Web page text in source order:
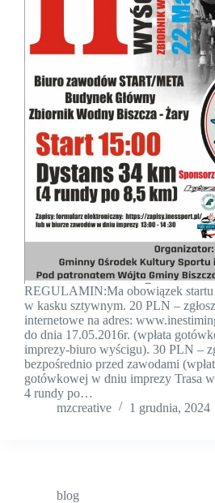
REGULAMIN:Ma obowiązek startu
w kasku sztywnym. 20 PLN –
internetowe na adres:
do dnia 17.05.2016r. (wpłata
imprezy-biuro wyścigu). 30 PLN –
bezpośrednio przed zawodami
gotówkowej w dniu imprezy Trasa
4 rundy po…
mzcreative
1 grudnia, 2024
blog